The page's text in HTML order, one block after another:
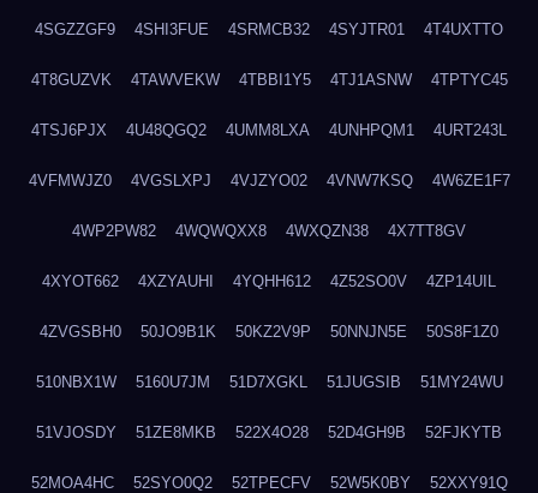
4SGZZGF9 4SHI3FUE 4SRMCB32 4SYJTR01 4T4UXTTO
4T8GUZVK 4TAWVEKW 4TBBI1Y5 4TJ1ASNW 4TPTYC45
4TSJ6PJX 4U48QGQ2 4UMM8LXA 4UNHPQM1 4URT243L
4VFMWJZ0 4VGSLXPJ 4VJZYO02 4VNW7KSQ 4W6ZE1F7
4WP2PW82 4WQWQXX8 4WXQZN38 4X7TT8GV
4XYOT662 4XZYAUHI 4YQHH612 4Z52SO0V 4ZP14UIL
4ZVGSBH0 50JO9B1K 50KZ2V9P 50NNJN5E 50S8F1Z0
510NBX1W 5160U7JM 51D7XGKL 51JUGSIB 51MY24WU
51VJOSDY 51ZE8MKB 522X4O28 52D4GH9B 52FJKYTB
52MOA4HC 52SYO0Q2 52TPECFV 52W5K0BY 52XXY91Q